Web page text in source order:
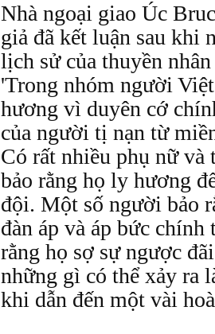
Nhà ngoại giao Úc
giả đã kết luận sau khi
lịch sử của thuyền
'Trong nhóm người
hương vì duyên cớ
của người tị nạn từ
Có rất nhiều phụ nữ và
bảo rằng họ ly hương
đội. Một số người bảo
đàn áp và áp bức
rằng họ sợ sự ngược
những gì có thể xảy ra
khi dẫn đến một vài